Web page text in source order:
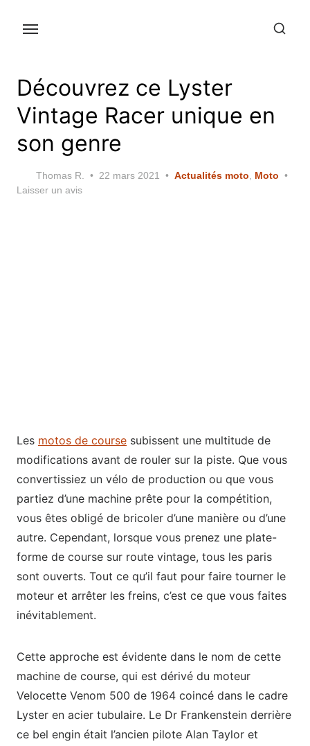
Découvrez ce Lyster
Vintage Racer unique en
son genre
Thomas R.
Posted
22 mars 2021 Actualités moto
Moto
Laisser un avis
Les motos de course subissent une multitude de
modifications avant de rouler sur la piste. Que vous
convertissiez un vélo de production ou que vous
partiez d’une machine prête pour la compétition,
vous êtes obligé de bricoler d’une manière ou d’une
autre. Cependant, lorsque vous prenez une plate-
forme de course sur route vintage, tous les paris
sont ouverts. Tout ce qu’il faut pour faire tourner le
moteur et arrêter les freins, c’est ce que vous faites
inévitablement.
Cette approche est évidente dans le nom de cette
machine de course, qui est dérivé du moteur
Velocette Venom 500 de 1964 coincé dans le cadre
Lyster en acier tubulaire. Le Dr Frankenstein derrière
ce bel engin était l’ancien pilote Alan Taylor et